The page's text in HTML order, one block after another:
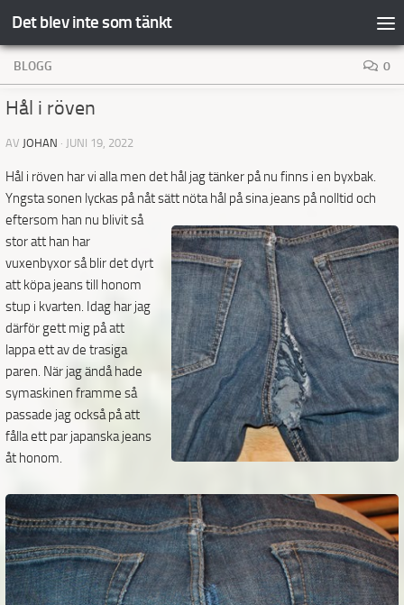
Hoppa till innehåll
Det blev inte som tänkt
BLOGG 0
Hål i röven
AV JOHAN · JUNI 19, 2022
Hål i röven har vi alla men det hål jag tänker på nu finns i en byxbak.
Yngsta sonen lyckas på nåt sätt nötahål på sina jeans på nolltid och
eftersom han nu blivit så
stor att han har
vuxenbyxor så blir det dyrt
att köpa jeans till honom
stup i kvarten. Idag har jag
därför gett mig på att
lappa ett av de trasiga
paren. När jag ändå hade
symaskinen framme så
passade jag också på att
fålla ett par japanska jeans
åt honom.